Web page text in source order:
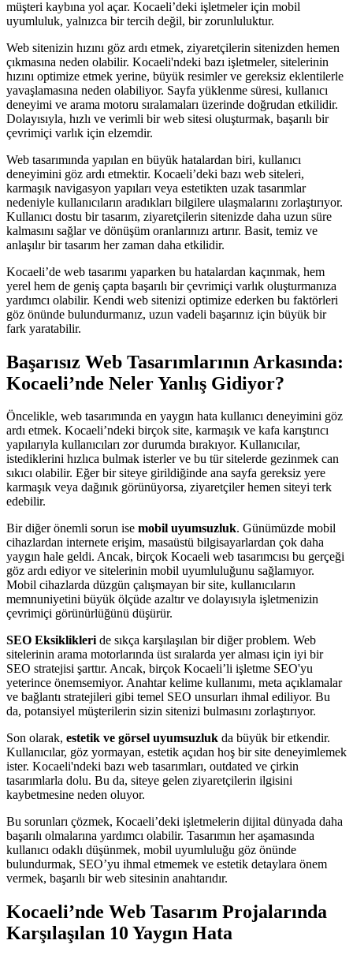
müşteri kaybına yol açar. Kocaeli’deki işletmeler için mobil
uyumluluk, yalnızca bir tercih değil, bir zorunluluktur.
Web sitenizin hızını göz ardı etmek, ziyaretçilerin sitenizden hemen
çıkmasına neden olabilir. Kocaeli'ndeki bazı işletmeler, sitelerinin
hızını optimize etmek yerine, büyük resimler ve gereksiz eklentilerle
yavaşlamasına neden olabiliyor. Sayfa yüklenme süresi, kullanıcı
deneyimi ve arama motoru sıralamaları üzerinde doğrudan etkilidir.
Dolayısıyla, hızlı ve verimli bir web sitesi oluşturmak, başarılı bir
çevrimiçi varlık için elzemdir.
Web tasarımında yapılan en büyük hatalardan biri, kullanıcı
deneyimini göz ardı etmektir. Kocaeli’deki bazı web siteleri,
karmaşık navigasyon yapıları veya estetikten uzak tasarımlar
nedeniyle kullanıcıların aradıkları bilgilere ulaşmalarını zorlaştırıyor.
Kullanıcı dostu bir tasarım, ziyaretçilerin sitenizde daha uzun süre
kalmasını sağlar ve dönüşüm oranlarınızı artırır. Basit, temiz ve
anlaşılır bir tasarım her zaman daha etkilidir.
Kocaeli’de web tasarımı yaparken bu hatalardan kaçınmak, hem
yerel hem de geniş çapta başarılı bir çevrimiçi varlık oluşturmanıza
yardımcı olabilir. Kendi web sitenizi optimize ederken bu faktörleri
göz önünde bulundurmanız, uzun vadeli başarınız için büyük bir
fark yaratabilir.
Başarısız Web Tasarımlarının Arkasında:
Kocaeli’nde Neler Yanlış Gidiyor?
Öncelikle, web tasarımında en yaygın hata kullanıcı deneyimini göz
ardı etmek. Kocaeli’ndeki birçok site, karmaşık ve kafa karıştırıcı
yapılarıyla kullanıcıları zor durumda bırakıyor. Kullanıcılar,
istediklerini hızlıca bulmak isterler ve bu tür sitelerde gezinmek can
sıkıcı olabilir. Eğer bir siteye girildiğinde ana sayfa gereksiz yere
karmaşık veya dağınık görünüyorsa, ziyaretçiler hemen siteyi terk
edebilir.
Bir diğer önemli sorun ise mobil uyumsuzluk. Günümüzde mobil
cihazlardan internete erişim, masaüstü bilgisayarlardan çok daha
yaygın hale geldi. Ancak, birçok Kocaeli web tasarımcısı bu gerçeği
göz ardı ediyor ve sitelerinin mobil uyumluluğunu sağlamıyor.
Mobil cihazlarda düzgün çalışmayan bir site, kullanıcıların
memnuniyetini büyük ölçüde azaltır ve dolayısıyla işletmenizin
çevrimiçi görünürlüğünü düşürür.
SEO Eksiklikleride sıkça karşılaşılan bir diğer problem. Web
sitelerinin arama motorlarında üst sıralarda yer alması için iyi bir
SEO stratejisi şarttır. Ancak, birçok Kocaeli’li işletme SEO'yu
yeterince önemsemiyor. Anahtar kelime kullanımı, meta açıklamalar
ve bağlantı stratejileri gibi temel SEO unsurları ihmal ediliyor. Bu
da, potansiyel müşterilerin sizin sitenizi bulmasını zorlaştırıyor.
Son olarak, estetik ve görsel uyumsuzluk da büyük bir etkendir.
Kullanıcılar, göz yormayan, estetik açıdan hoş bir site deneyimlemek
ister. Kocaeli'ndeki bazı web tasarımları, outdated ve çirkin
tasarımlarla dolu. Bu da, siteye gelen ziyaretçilerin ilgisini
kaybetmesine neden oluyor.
Bu sorunları çözmek, Kocaeli’deki işletmelerin dijital dünyada daha
başarılı olmalarına yardımcı olabilir. Tasarımın her aşamasında
kullanıcı odaklı düşünmek, mobil uyumluluğu göz önünde
bulundurmak, SEO’yu ihmal etmemek ve estetik detaylara önem
vermek, başarılı bir web sitesinin anahtarıdır.
Kocaeli’nde Web Tasarım Projalarında
Karşılaşılan 10 Yaygın Hata